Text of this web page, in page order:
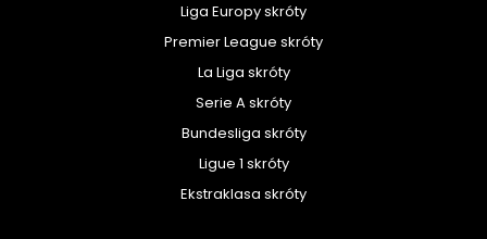
Liga Europy skróty
Premier League skróty
La Liga skróty
Serie A skróty
Bundesliga skróty
Ligue 1 skróty
Ekstraklasa skróty